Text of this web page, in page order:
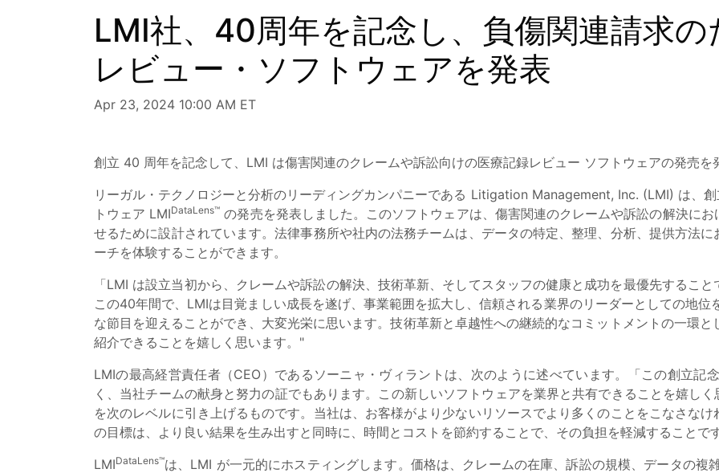
LMI社、40周年を記念し、負傷関連請求
レビュー・ソフトウェアを発表
Apr 23, 2024 10:00 AM ET
創立 40 周年を記念して、LMI は傷害関連のクレームや訴訟向けの医療記録レビュー ソフトウェアの発売を
リーガル・テクノロジーと分析のリーディングカンパニーである Litigation Management, Inc. (LMI) は、
トウェア LMIDataLens™ の発売を発表しました。このソフトウェアは、傷害関連のクレームや訴訟の解決に
せるために設計されています。法律事務所や社内の法務チームは、データの特定、整理、分析、提供方法
ーチを体験することができます。
「LMI は設立当初から、クレームや訴訟の解決、技術革新、そしてスタッフの健康と成功を最優先すること
この40年間で、LMIは目覚ましい成長を遂げ、事業範囲を拡大し、信頼される業界のリーダーとしての地
な節目を迎えることができ、大変光栄に思います。技術革新と卓越性への継続的なコミットメントの一環
紹介できることを嬉しく思います。"
LMIの最高経営責任者（CEO）であるソーニャ・ヴィラントは、次のように述べています。「この創立記
く、当社チームの献身と努力の証でもあります。この新しいソフトウェアを業界と共有できることを嬉しく
を次のレベルに引き上げるものです。当社は、お客様がより少ないリソースでより多くのことをこなさな
の目標は、より良い結果を生み出すと同時に、時間とコストを節約することで、その負担を軽減することです
LMIDataLens™は、LMI が一元的にホスティングします。価格は、クレームの在庫、訴訟の規模、データの複